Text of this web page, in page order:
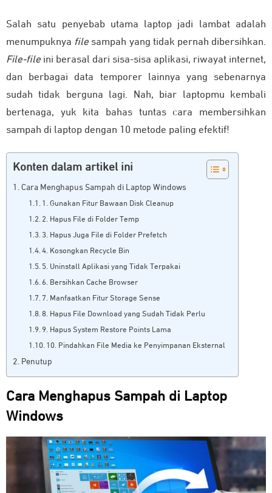
Salah satu penyebab utama laptop jadi lambat adalah
menumpuknya file sampah yang tidak pernah dibersihkan.
File-file ini berasal dari sisa-sisa aplikasi, riwayat internet,
dan berbagai data temporer lainnya yang sebenarnya
sudah tidak berguna lagi. Nah, biar laptopmu kembali
bertenaga, yuk kita bahas tuntas cara membersihkan
sampah di laptop dengan 10 metode paling efektif!
Konten dalam artikel ini
Cara Menghapus Sampah di Laptop Windows
1. Gunakan Fitur Bawaan Disk Cleanup
2. Hapus File di Folder Temp
3. Hapus Juga File di Folder Prefetch
4. Kosongkan Recycle Bin
5. Uninstall Aplikasi yang Tidak Terpakai
6. Bersihkan Cache Browser
7. Manfaatkan Fitur Storage Sense
8. Hapus File Download yang Sudah Tidak Perlu
9. Hapus System Restore Points Lama
10. Pindahkan File Media ke Penyimpanan Eksternal
Penutup
Cara Menghapus Sampah di Laptop
Windows